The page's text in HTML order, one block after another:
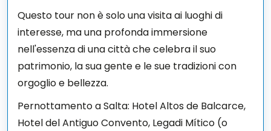
Questo tour non è solo una visita ai luoghi di
interesse, ma una profonda immersione
nell'essenza di una città che celebra il suo
patrimonio, la sua gente e le sue tradizioni con
orgoglio e bellezza.
Pernottamento a Salta: Hotel Altos de Balcarce,
Hotel del Antiguo Convento, Legadi Mítico (o